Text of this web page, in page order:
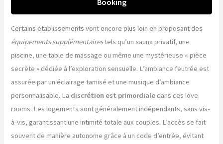
Booking
Certains établissements vont encore plus loin en proposant des
équipements supplémentairestels qu’un sauna privatif, une
piscine, une table de massage ou même une mystérieuse « pièce
secrète » dédiée à l’exploration sensuelle. L’ambiance feutrée est
assurée par un éclairage tamisé et une musique d’ambiance
personnalisable. La discrétion est primordiale dans ces love
rooms. Les logements sont généralement indépendants, sans vis-
à-vis, garantissant une intimité totale aux couples. L’accès se fait
souvent de manière autonome grâce à un code d’entrée, évitant